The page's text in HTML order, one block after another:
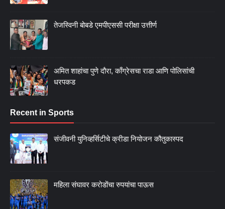
तेजस्विनी बोबडे एमपीएससी परीक्षा उत्तीर्ण
अमित शाहांचा पुणे दौरा, काँग्रेसचा राडा आणि पोलिसांची
धरपकड
Recent in Sports
संजीवनी युनिव्हर्सिटीचे क्रीडा नियोजन कौतुकास्पद
महिला संघावर करोडोंचा रुपयांचा पाऊस